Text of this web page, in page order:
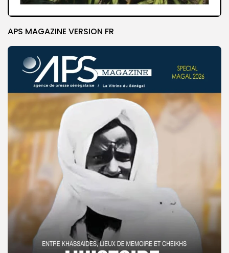
APS MAGAZINE VERSION FR